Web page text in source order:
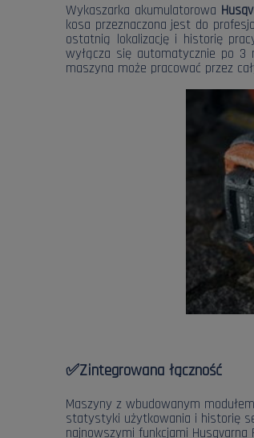
Wykaszarka akumulatorowa
kosa przeznaczona jest do
ostatnią lokalizację i historię
wyłącza się automatycznie po 3
maszyna może pracować przez
✅Zintegrowana łączność
Maszyny z wbudowanym
statystyki użytkowania i historię
najnowszymi funkcjami Husqvarna